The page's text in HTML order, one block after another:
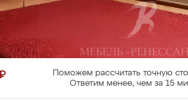
Поможем рассчитать точную
Ответим менее, чем за 15